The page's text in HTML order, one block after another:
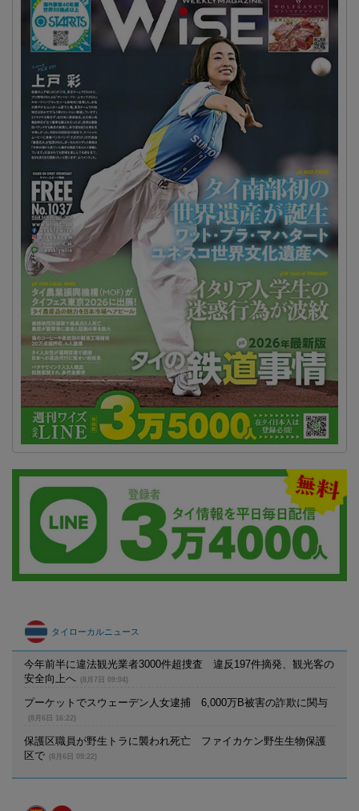
タイローカルニュース
今年前半に違法観光業者3000件超捜査 違反197件摘発、観光客の
安全向上へ
(8月7日 09:04)
プーケットでスウェーデン人女逮捕 6,000万B被害の詐欺に関与
(8月6日 16:22)
保護区職員が野生トラに襲われ死亡 ファイカケン野生生物保護
区で
(8月6日 09:22)